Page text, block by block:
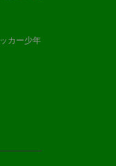
カー少年